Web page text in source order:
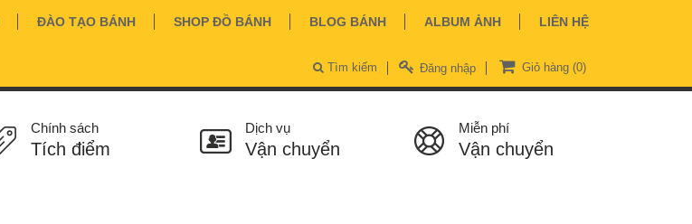
ĐÀO TẠO BÁNH SHOP ĐỒ BÁNH BLOG BÁNH ALBUM ẢNH LIÊN HỆ
Giỏ hàng (0)
Đăng nhập
Tìm kiếm
Chính sách
Tích điểm
Dịch vụ
Vận chuyển
Miễn phí
Vận chuyển